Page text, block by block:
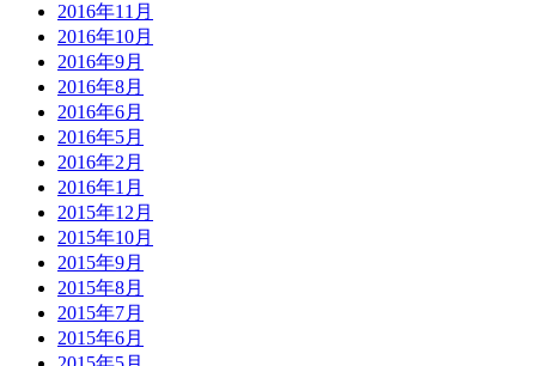
2016年11月
2016年10月
2016年9月
2016年8月
2016年6月
2016年5月
2016年2月
2016年1月
2015年12月
2015年10月
2015年9月
2015年8月
2015年7月
2015年6月